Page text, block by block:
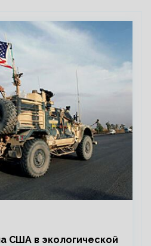
США в экологической